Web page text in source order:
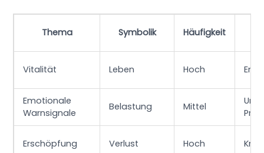
Thema Symbolik Häufigkeit
Vitalität Leben Hoch
Emotionale
Warnsignale
Belastung Mittel
Erschöpfung Verlust Hoch